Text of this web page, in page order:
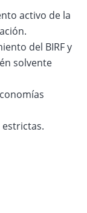
activo de la
del BIRF y
solvente